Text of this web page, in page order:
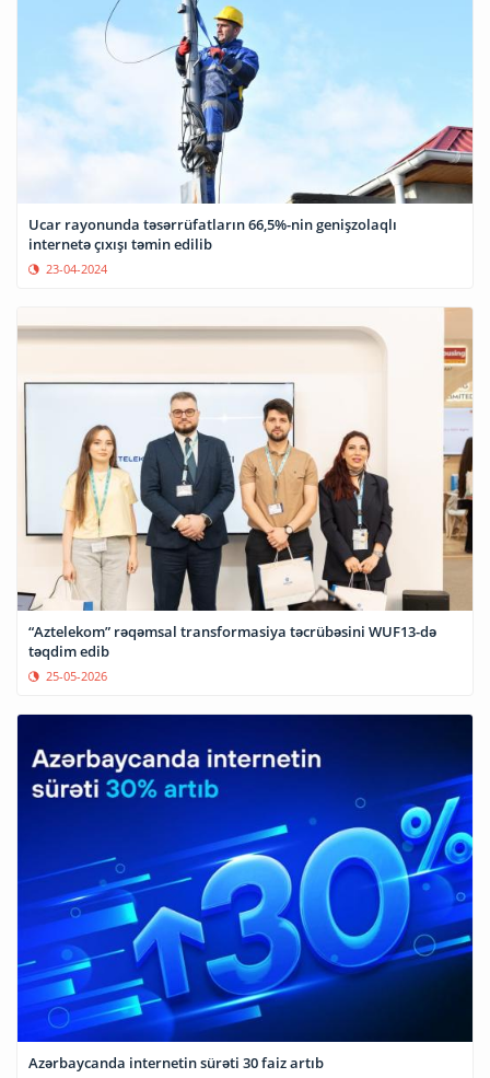
Ucar rayonunda təsərrüfatların 66,5%-nin genişzolaqlı
internetə çıxışı təmin edilib
23-04-2024
“Aztelekom” rəqəmsal transformasiya təcrübəsini WUF13-də
təqdim edib
25-05-2026
Azərbaycanda internetin sürəti 30 faiz artıb